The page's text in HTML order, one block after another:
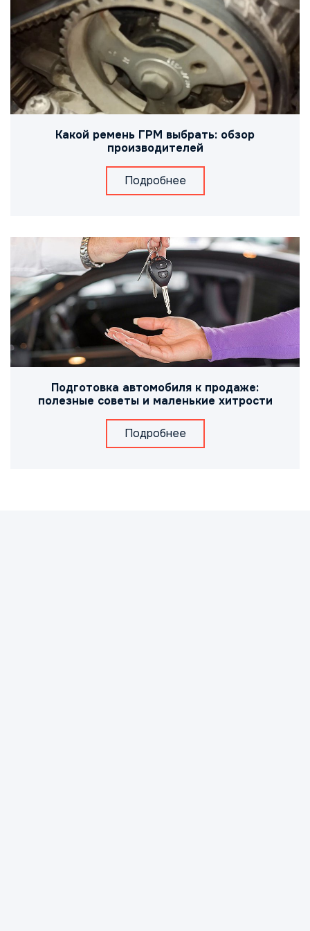
Какой ремень ГРМ выбрать: обзор
производителей
Подробнее
Подготовка автомобиля к продаже:
полезные советы и маленькие хитрости
Подробнее